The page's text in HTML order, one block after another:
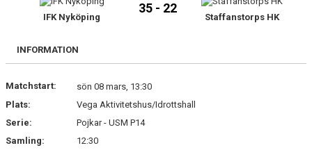
BILDGALLERI
DOKUMENT
IFK Nyköping
35 - 22
Staffanstorps HK
INFORMATION
Matchstart:
sön 08 mars, 13:30
Plats:
Vega Aktivitetshus/Idrottshall
Serie:
Pojkar - USM P14
Samling:
12:30